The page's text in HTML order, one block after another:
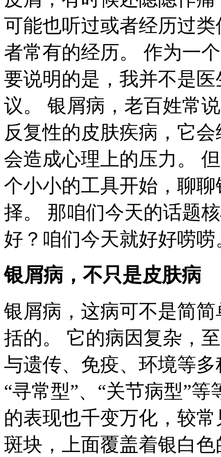
可能也听过或者经历过
者常有的经历。 作为一
要说明的是，我并不是
议。 银屑病，老百姓常
反复性的皮肤疾病，它
会造成心理上的压力。
个小小的工具开始，聊
择。 那咱们今天的话题
好？咱们今天就好好唠唠
银屑病，不只是皮肤病
银屑病，这病可不是简
括的。 它的病因复杂，
与遗传、免疫、环境等
“寻常型”、“关节病型”
的表现也千变万化，较
斑块，上面覆盖着银白